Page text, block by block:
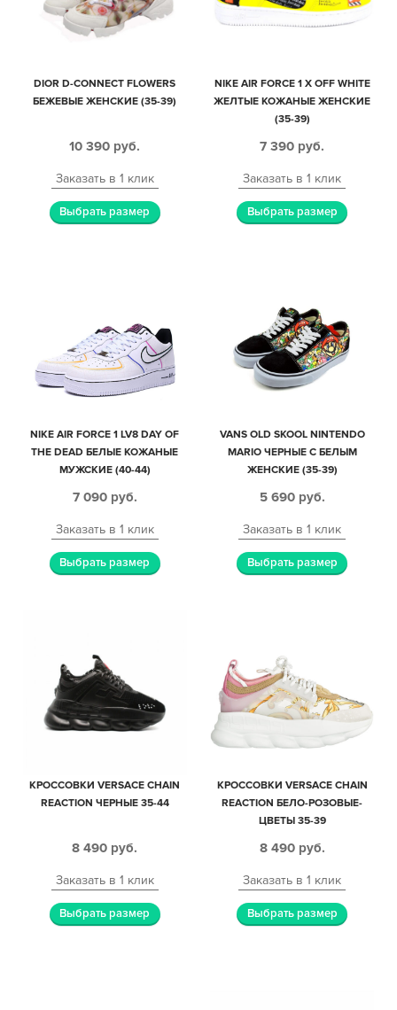
DIOR D-CONNECT FLOWERS
БЕЖЕВЫЕ ЖЕНСКИЕ (35-39)
10 390 руб.
Заказать в 1 клик
Выбрать размер
NIKE AIR FORCE 1 X OFF WHITE
ЖЕЛТЫЕ КОЖАНЫЕ ЖЕНСКИЕ
(35-39)
7 390 руб.
Заказать в 1 клик
Выбрать размер
NIKE AIR FORCE 1 LV8 DAY OF
THE DEAD БЕЛЫЕ КОЖАНЫЕ
МУЖСКИЕ (40-44)
7 090 руб.
Заказать в 1 клик
Выбрать размер
VANS OLD SKOOL NINTENDO
MARIO ЧЕРНЫЕ С БЕЛЫМ
ЖЕНСКИЕ (35-39)
5 690 руб.
Заказать в 1 клик
Выбрать размер
КРОССОВКИ VERSACE CHAIN
REACTION ЧЕРНЫЕ 35-44
8 490 руб.
Заказать в 1 клик
Выбрать размер
КРОССОВКИ VERSACE CHAIN
REACTION БЕЛО-РОЗОВЫЕ-
ЦВЕТЫ 35-39
8 490 руб.
Заказать в 1 клик
Выбрать размер